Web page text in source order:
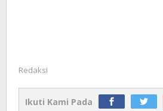
Redaksi
Ikuti Kami Pada